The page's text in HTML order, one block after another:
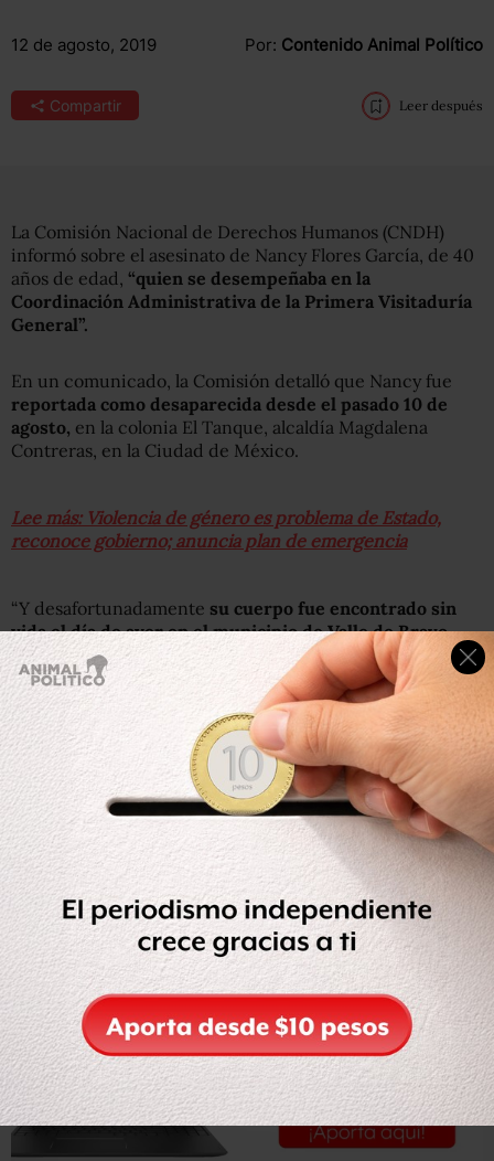
12 de agosto, 2019 Por: Contenido Animal Político
Compartir Leer después
La Comisión Nacional de Derechos Humanos (CNDH)
informó sobre el asesinato de Nancy Flores García, de 40
años de edad, “quien se desempeñaba en la
Coordinación Administrativa de la Primera Visitaduría
General”.
En un comunicado, la Comisión detalló que Nancy fue
reportada como desaparecida desde el pasado 10 de
agosto, en la colonia El Tanque, alcaldía Magdalena
Contreras, en la Ciudad de México.
Lee más: Violencia de género es problema de Estado,
reconoce gobierno; anuncia plan de emergencia
“Y desafortunadamente su cuerpo fue encontrado sin
vida el día de ayer en el municipio de Valle de Bravo,
Estado de México”, informó la CNDH.
“La CNDH condena de manera enérgica este grave hecho
de violencia en el que una mujer
perdió la vida, al mismo tiempo que exige a las
autoridades se lleve a cabo una investigación
exhaustiva de los hechos, a fin de que se deslinden
responsabilidades y se garantice que el
caso no quede en la impunidad”, agregó.